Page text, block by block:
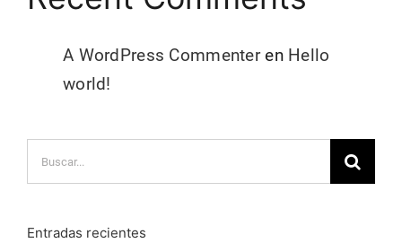
A WordPress Commenteren Hello
world!
Entradas recientes